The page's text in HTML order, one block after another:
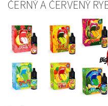
ČERNÝ A ČERVENÝ